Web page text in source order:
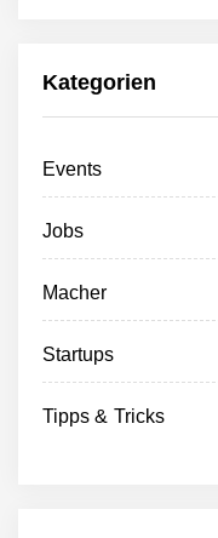
Kategorien
Events
Jobs
Macher
Startups
Tipps & Tricks